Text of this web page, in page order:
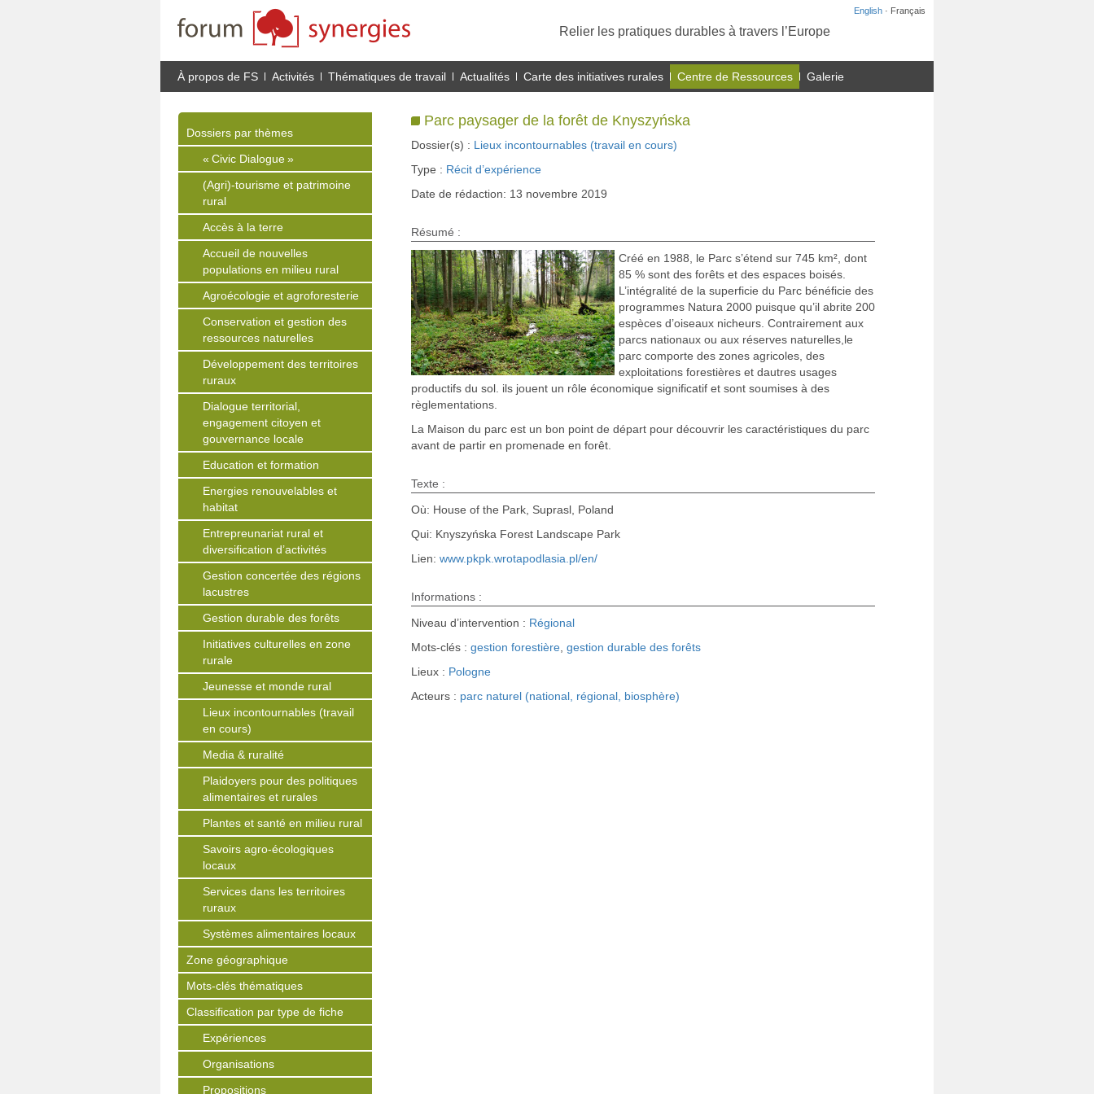
English · Français
Relier les pratiques durables à travers l’Europe
À propos de FS Activités Thématiques de travail Actualités Carte des initiatives rurales Centre de Ressources Galerie
Dossiers par thèmes
« Civic Dialogue »
(Agri)-tourisme et patrimoine
rural
Accès à la terre
Accueil de nouvelles
populations en milieu rural
Agroécologie et agroforesterie
Conservation et gestion des
ressources naturelles
Développement des territoires
ruraux
Dialogue territorial,
engagement citoyen et
gouvernance locale
Education et formation
Energies renouvelables et
habitat
Entrepreunariat rural et
diversification d’activités
Gestion concertée des régions
lacustres
Gestion durable des forêts
Initiatives culturelles en zone
rurale
Jeunesse et monde rural
Lieux incontournables (travail
en cours)
Media & ruralité
Plaidoyers pour des politiques
alimentaires et rurales
Plantes et santé en milieu rural
Savoirs agro-écologiques
locaux
Services dans les territoires
ruraux
Systèmes alimentaires locaux
Zone géographique
Mots-clés thématiques
Classification par type de fiche
Expériences
Organisations
Propositions
Parc paysager de la forêt de Knyszyńska
Dossier(s) : Lieux incontournables (travail en cours)
Type : Récit d’expérience
Date de rédaction: 13 novembre 2019
Résumé :
Créé en 1988, le Parc s’étend sur 745 km², dont
85 % sont des forêts et des espaces boisés.
L’intégralité de la superficie du Parc bénéficie des
programmes Natura 2000 puisque qu’il abrite 200
espèces d’oiseaux nicheurs. Contrairement aux
parcs nationaux ou aux réserves naturelles,le
parc comporte des zones agricoles, des
exploitations forestières et dautres usages
productifs du sol. ils jouent un rôle économique significatif et sont soumises à des
règlementations.
La Maison du parc est un bon point de départ pour découvrir les caractéristiques du parc
avant de partir en promenade en forêt.
Texte :
Où: House of the Park, Suprasl, Poland
Qui: Knyszyńska Forest Landscape Park
Lien: www.pkpk.wrotapodlasia.pl/en/
Informations :
Niveau d’intervention : Régional
Mots-clés : gestion forestière, gestion durable des forêts
Lieux : Pologne
Acteurs : parc naturel (national, régional, biosphère)